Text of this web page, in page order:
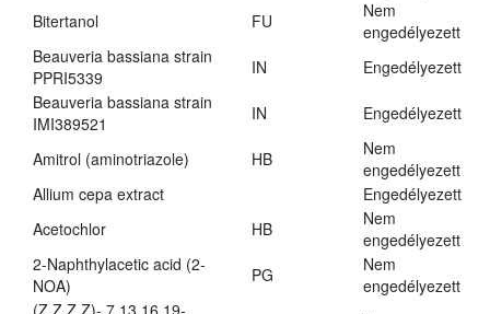
Bitertanol
FU
Nem
engedélyezett
Beauveria bassiana strain
PPRI5339
IN
Engedélyezett
Beauveria bassiana strain
IMI389521
IN Engedélyezett
Amitrol (aminotriazole) HB
Nem
engedélyezett
Allium cepa extract
Engedélyezett
Acetochlor
HB
Nem
engedélyezett
2-Naphthylacetic acid (2-
NOA)
PG
Nem
engedélyezett